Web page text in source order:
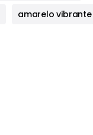
amarelo vibrante